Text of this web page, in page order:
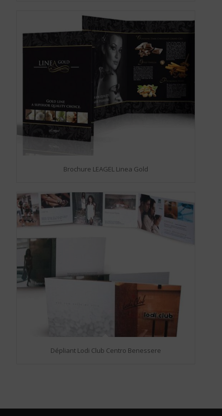
Brochure LEAGEL Linea Gold
Dépliant Lodi Club Centro Benessere